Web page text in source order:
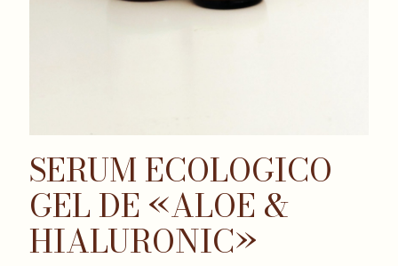
SERUM ECOLOGICO
GEL DE «ALOE &
HIALURONIC»